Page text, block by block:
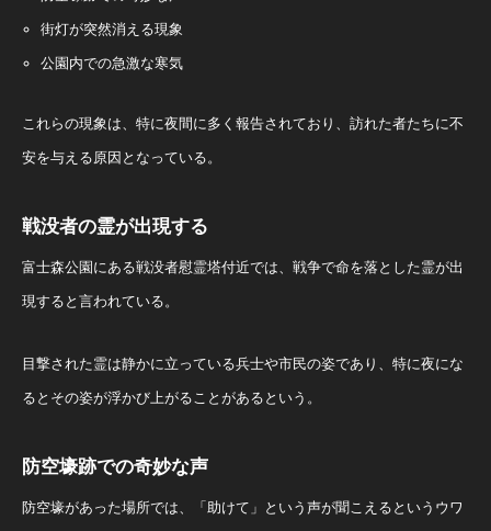
街灯が突然消える現象
公園内での急激な寒気
これらの現象は、特に夜間に多く報告されており、訪れた者たちに不
安を与える原因となっている。
戦没者の霊が出現する
富士森公園にある戦没者慰霊塔付近では、戦争で命を落とした霊が出
現すると言われている。
目撃された霊は静かに立っている兵士や市民の姿であり、特に夜にな
るとその姿が浮かび上がることがあるという。
防空壕跡での奇妙な声
防空壕があった場所では、「助けて」という声が聞こえるというウワ